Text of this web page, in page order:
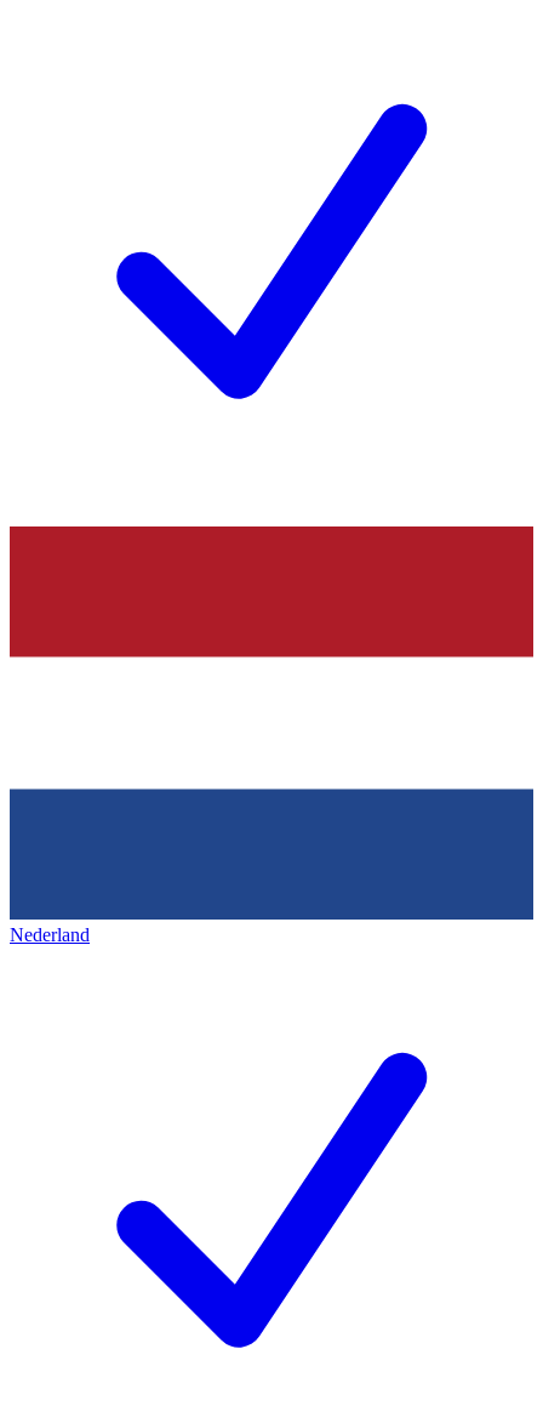
Nederland